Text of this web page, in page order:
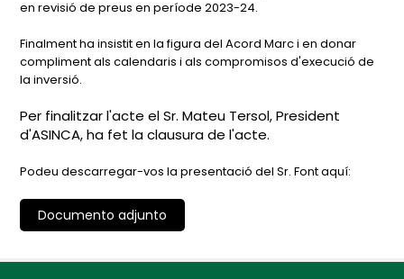
en revisió de preus en període 2023-24.
Finalment ha insistit en la figura del Acord Marc i en donar
compliment als calendaris i als compromisos d'execució de
la inversió.
Per finalitzar l'acte el Sr. Mateu Tersol, President
d'ASINCA, ha fet la clausura de l'acte.
Podeu descarregar-vos la presentació del Sr. Font aquí:
Documento adjunto